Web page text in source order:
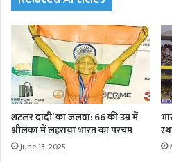
शटलर दादी’ का जलवा: 66 की उम्र में
श्रीलंका में लहराया भारत का परचम
June 13, 2025